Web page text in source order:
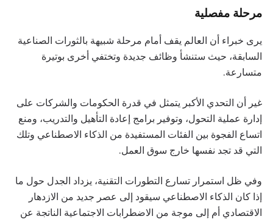
مرحلة مفصلية
يرى خبراء أن العالم يقف أمام مرحلة شبيهة بالثورات الصناعية
السابقة، حيث ستنشأ وظائف جديدة وتختفي أخرى بوتيرة
متسارعة.
غير أن التحدي الأكبر يتمثل في قدرة الحكومات والشركات على
إدارة عملية التحول، وتوفير برامج إعادة التأهيل والتدريب، ومنع
اتساع الفجوة بين الفئات المستفيدة من الذكاء الاصطناعي وتلك
التي قد تجد نفسها خارج سوق العمل.
وفي ظل استمرار تسارع التطورات التقنية، يزداد الجدل حول ما
إذا كان الذكاء الاصطناعي سيقود إلى عصر جديد من الازدهار
الاقتصادي أم إلى موجة من الاضطرابات الاجتماعية الناتجة عن